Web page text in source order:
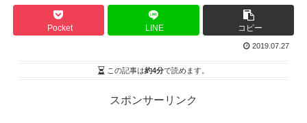
Pocket LINE コピー
2019.07.27
この記事は約4分で読めます。
スポンサーリンク